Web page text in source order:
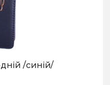
/синій/